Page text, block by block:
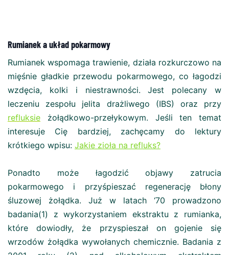
Rumianek a układ pokarmowy
Rumianek wspomaga trawienie, działa rozkurczowo na
mięśnie gładkie przewodu pokarmowego, co łagodzi
wzdęcia, kolki i niestrawności. Jest polecany w
leczeniu zespołu jelita drażliwego (IBS) oraz przy
refluksie żołądkowo-przełykowym. Jeśli ten temat
interesuje Cię bardziej, zachęcamy do lektury
krótkiego wpisu: Jakie zioła na refluks?
Ponadto może łagodzić objawy zatrucia
pokarmowego i przyśpieszać regenerację błony
śluzowej żołądka. Już w latach ‘70 prowadzono
badania(1) z wykorzystaniem ekstraktu z rumianka,
które dowiodły, że przyspieszał on gojenie się
wrzodów żołądka wywołanych chemicznie. Badania z